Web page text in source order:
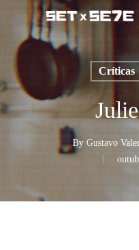
main
content
Críticas
By Gustavo